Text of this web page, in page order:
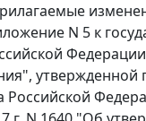
N 5 к
утвержденной
Российской